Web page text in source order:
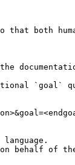
both
`goal`
behalf of